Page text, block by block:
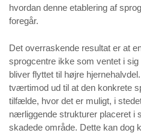
hvordan denne etablering af
foregår.
Det overraskende resultat er at
sprogcentre ikke som ventet i
bliver flyttet til højre
tværtimod ud til at den konkrete
tilfælde, hvor det er muligt, i
nærliggende strukturer placeret i
skadede område. Dette kan dog